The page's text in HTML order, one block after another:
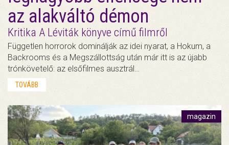
az alakváltó démon
Kritika A Léviták könyve című filmről
Független horrorok dominálják az idei nyarat, a Hokum, a
Backrooms és a Megszállottság után már itt is az újabb
trónkövetelő: az elsőfilmes ausztrál…
TOVÁBB
magazin